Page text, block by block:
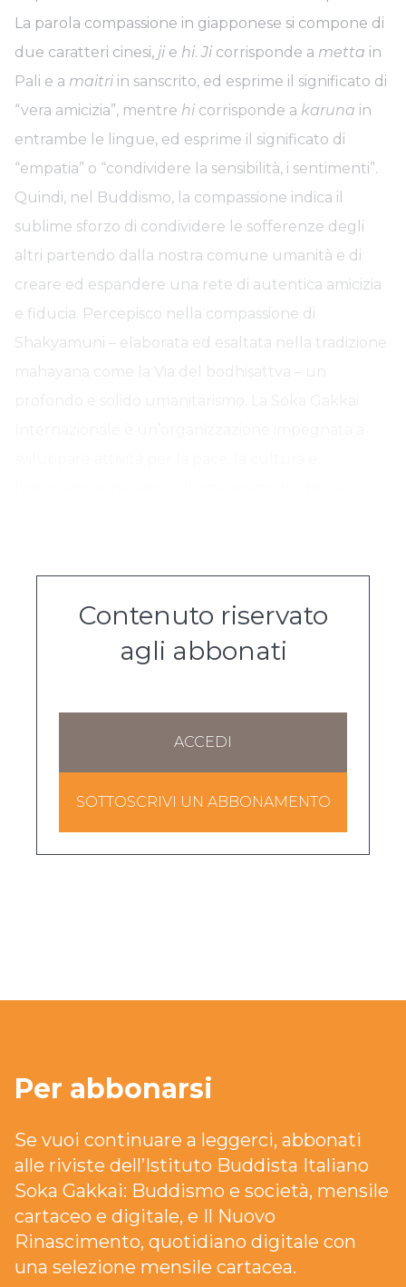
La parola compassione in giapponese si compone di
due caratteri cinesi, ji e hi.Ji corrisponde a metta in
Pali e a maitri in sanscrito, ed esprime il significato di
“vera amicizia”, mentre hi corrisponde a karuna in
entrambe le lingue, ed esprime il significato di
“empatia” o “condividere la sensibilità, i sentimenti”.
Quindi, nel Buddismo, la compassione indica il
sublime sforzo di condividere le sofferenze degli
altri partendo dalla nostra comune umanità e di
creare ed espandere una rete di autentica amicizia
e fiducia. Percepisco nella compassione di
Shakyamuni – elaborata ed esaltata nella tradizione
mahayana come la Via del bodhisattva – un
Contenuto riservato
agli abbonati
ACCEDI
SOTTOSCRIVI UN ABBONAMENTO
Per abbonarsi
Se vuoi continuare a leggerci, abbonati
alle riviste dell’Istituto Buddista Italiano
Soka Gakkai: Buddismo e società, mensile
cartaceo e digitale, e Il Nuovo
Rinascimento, quotidiano digitale con
una selezione mensile cartacea.